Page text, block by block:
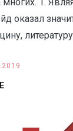
1.
оказал